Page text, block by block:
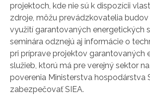
projektoch, kde nie sú k dispozícii
zdroje, môžu prevádzkovatelia
využití garantovaných energetických
seminára odznejú aj informácie o
pri príprave projektov garantovaných
služieb, ktorú má pre verejný sektor
poverenia Ministerstva hospodárstva
zabezpečovať SIEA.